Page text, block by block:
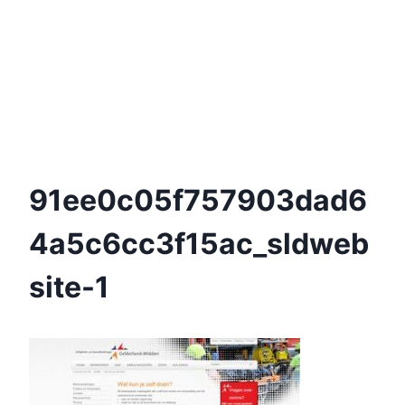
91ee0c05f757903dad6
4a5c6cc3f15ac_sldweb
Site-1